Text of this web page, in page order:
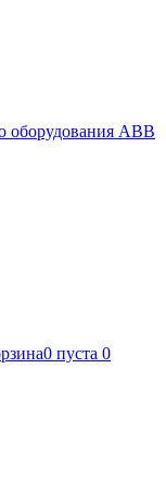
0 пуста 0